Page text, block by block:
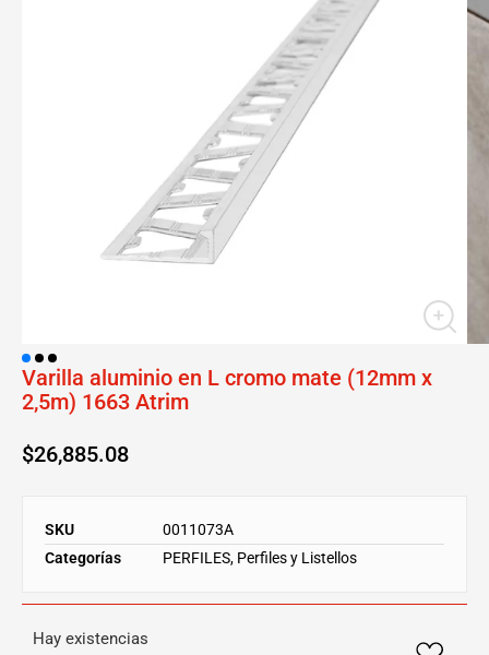
Varilla aluminio en L cromo mate (12mm x
2,5m) 1663 Atrim
$26,885.08
SKU
0011073A
Categorías
PERFILES, Perfiles y Listellos
Hay existencias